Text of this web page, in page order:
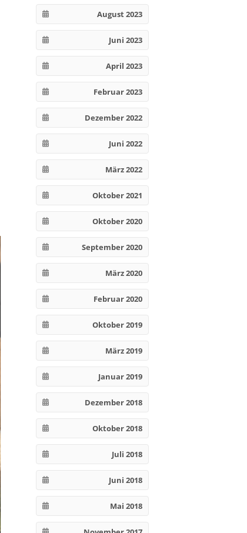
August 2023
Juni 2023
April 2023
Februar 2023
Dezember 2022
Juni 2022
März 2022
Oktober 2021
Oktober 2020
September 2020
März 2020
Februar 2020
Oktober 2019
März 2019
Januar 2019
Dezember 2018
Oktober 2018
Juli 2018
Juni 2018
Mai 2018